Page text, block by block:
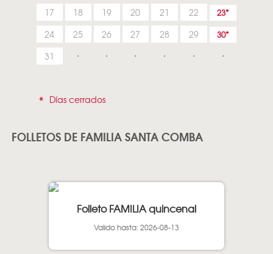
17 18 19 20 21 22 23
24 25 26 27 28 29 30
31
* Días cerrados
FOLLETOS DE FAMILIA SANTA COMBA
Folleto FAMILIA quincenal
Valido hasta: 2026-08-13